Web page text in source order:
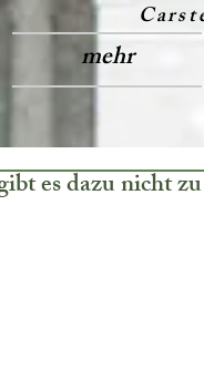
mehr
es dazu nicht